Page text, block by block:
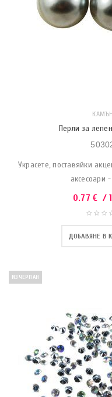
Перли за
Украсете, поставяйки
аксесоари
0.77€ /
ДОБАВЯНЕ В
ИЗЧЕРПАН